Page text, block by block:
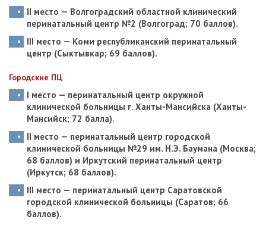
II место — Волгоградский областной клинический
перинатальный центр №2 (Волгоград; 70 баллов).
III место — Коми республиканский перинатальный
центр (Сыктывкар; 69 баллов).
Городские ПЦ
I место — перинатальный центр окружной
клинической больницы г. Ханты-Мансийска (Ханты-
Мансийск; 72 балла).
II место — перинатальный центр городской
клинической больницы №29 им. Н.Э. Баумана (Москва;
68 баллов) и Иркутский перинатальный центр
(Иркутск; 68 баллов).
III место — перинатальный центр Саратовской
городской клинической больницы (Саратов; 66
баллов).